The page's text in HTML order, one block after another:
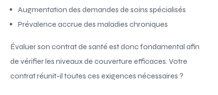
Augmentation des demandes de soins spécialisés
Prévalence accrue des maladies chroniques
Évaluer son contrat de santé est donc fondamental afin
de vérifier les niveaux de couverture efficaces. Votre
contrat réunit-il toutes ces exigences nécessaires ?